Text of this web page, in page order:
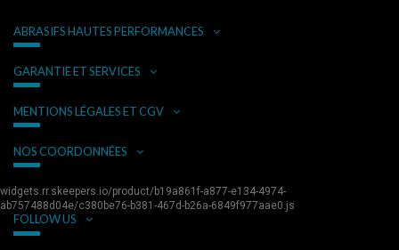
ABRASIFS HAUTES PERFORMANCES
GARANTIE ET SERVICES
MENTIONS LÉGALES ET CGV
NOS COORDONNÉES
widgets.rr.skeepers.io/product/b19a861f-a877-e134-4974-
ab757488d04e/c380be76-b381-467d-b26a-6849f977aae0.js
FOLLOW US